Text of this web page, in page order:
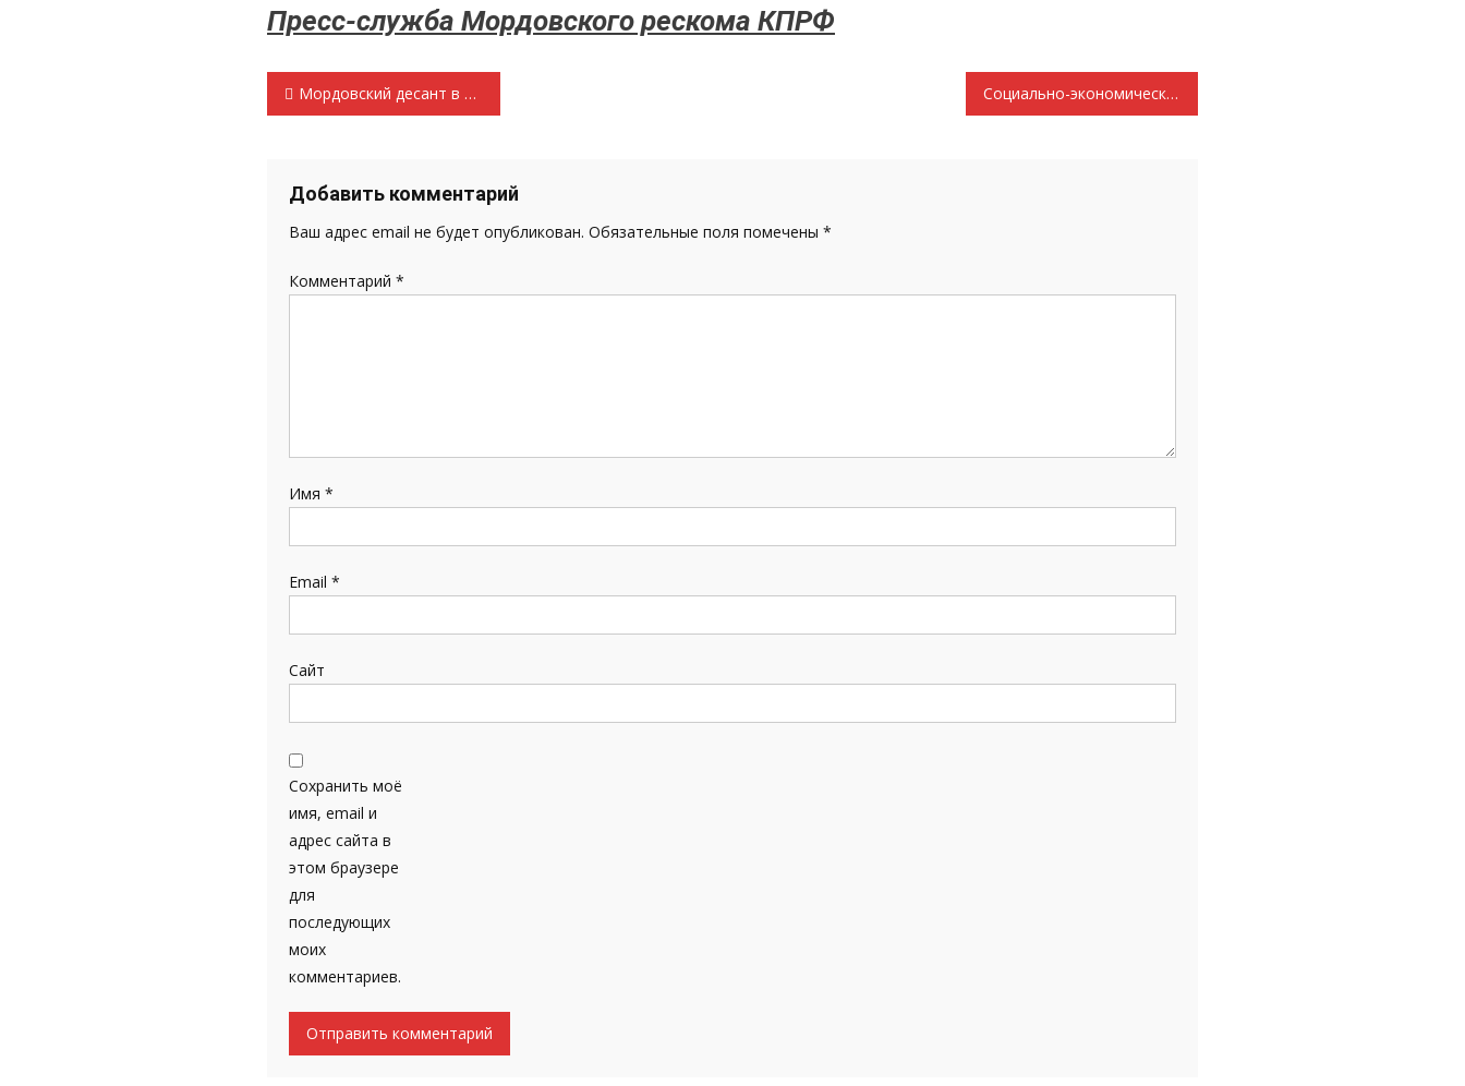
Пресс-служба Мордовского рескома КПРФ
Навигация
записям
Мордовский десант в Ульяновске (видеообзор) Социально-экономические новости … Кроме свиней, никакого роста поголовья….
Добавить комментарий
Ваш адрес email не будет опубликован. Обязательные поля помечены *
Комментарий *
Имя *
Email *
Сайт
Сохранить моё
имя, email и
адрес сайта в
этом браузере
для
последующих
моих
комментариев.